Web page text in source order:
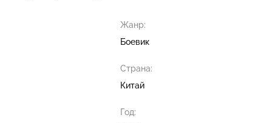
Жанр:
Боевик
Страна:
Китай
Год: